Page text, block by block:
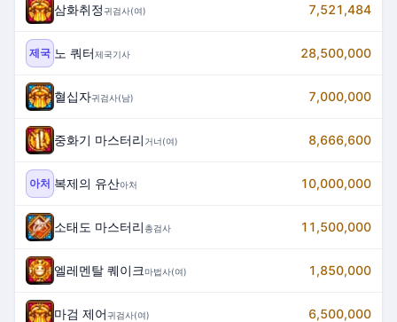
삼화취정귀검사(여) 7,521,484
제국 노 쿼터제국기사 28,500,000
혈십자귀검사(남) 7,000,000
중화기 마스터리 거너(여) 8,666,600
아처 복제의 유산아처 10,000,000
소태도 마스터리총검사 11,500,000
엘레멘탈 퀘이크 마법사(여) 1,850,000
마검 제어귀검사(여) 6,500,000